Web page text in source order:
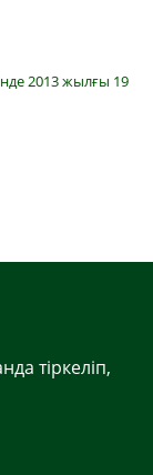
2013 жылғы 19
тіркеліп,